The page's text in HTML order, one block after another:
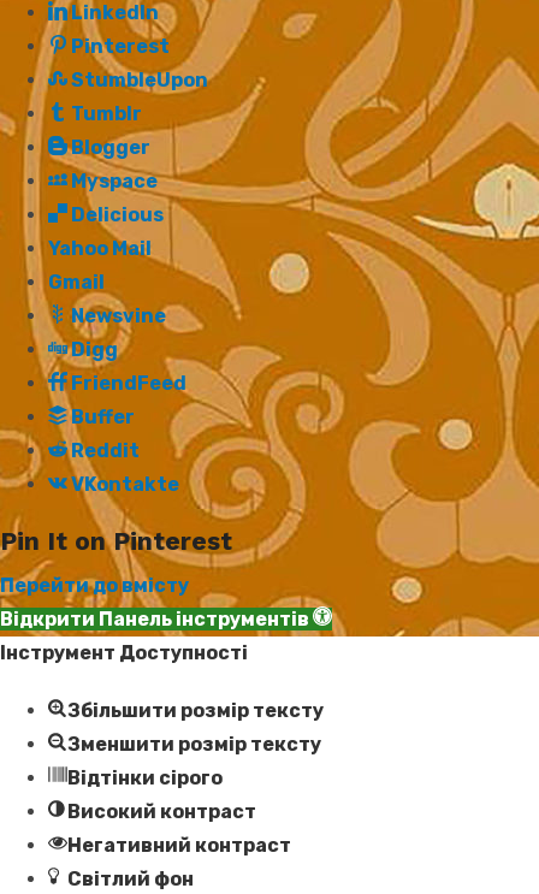
LinkedIn
Pinterest
StumbleUpon
Tumblr
Blogger
Myspace
Delicious
Yahoo Mail
Gmail
Newsvine
Digg
FriendFeed
Buffer
Reddit
VKontakte
Pin It on Pinterest
Перейти до вмісту
Відкрити Панель інструментів
Інструмент Доступності
Збільшити розмір тексту
Зменшити розмір тексту
Відтінки сірого
Високий контраст
Негативний контраст
Світлий фон